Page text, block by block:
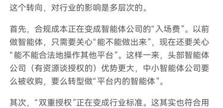
这个转向，对行业的影响是多层次的。
首先，合规成本正在变成智能体公司的“入场费”。以前
做智能体，只需要关心“能不能做出来”，现在还要关心
“能不能合法地操作其他平台”。这样一来，头部智能体
公司（有资源谈授权的）优势更大，中小智能体公司要
么被收购，要么转型做“平台内的智能体”。
其次，“双重授权”正在变成行业标准。这其实也符合用